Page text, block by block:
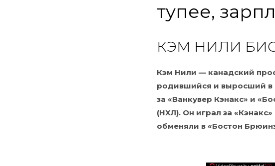
тупее,
КЭМ НИЛИ
Кэм Нили — канадский
родившийся и выросший в
за «Ванкувер Кэнакс» и
(НХЛ). Он играл за
обменяли в «Бостон